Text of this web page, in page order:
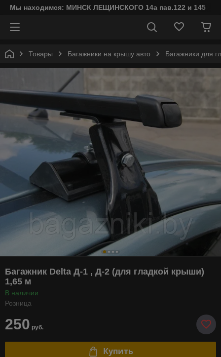
Мы находимся: МИНСК ЛЕЩИНСКОГО 14а пав.122 и 145
Товары Багажники на крышу авто Багажники для
Багажник Delta Д-1 , Д-2 (для гладкой крыши)
1,65 м
В наличии
Розница
250 руб.
Купить